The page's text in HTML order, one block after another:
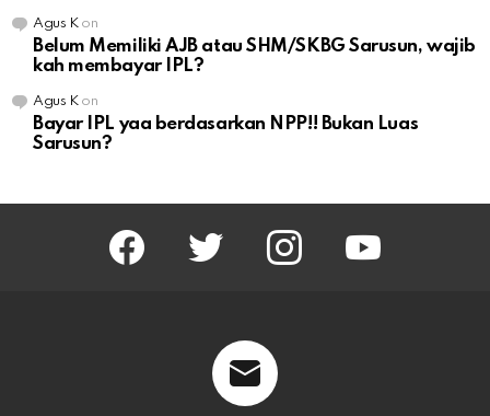
Agus Kon
Belum Memiliki AJB atau SHM/SKBG Sarusun, wajib
kah membayar IPL?
Agus Kon
Bayar IPL yaa berdasarkan NPP!! Bukan Luas
Sarusun?
facebook twitter instagram youtube